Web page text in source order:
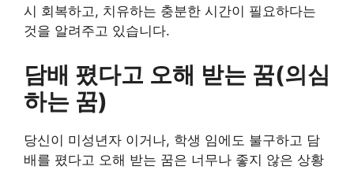
시 회복하고, 치유하는 충분한 시간이 필요하다는
것을 알려주고 있습니다.
담배 폈다고 오해 받는 꿈(의심
하는 꿈)
당신이 미성년자 이거나, 학생 임에도 불구하고 담
배를 폈다고 오해 받는 꿈은 너무나 좋지 않은 상황